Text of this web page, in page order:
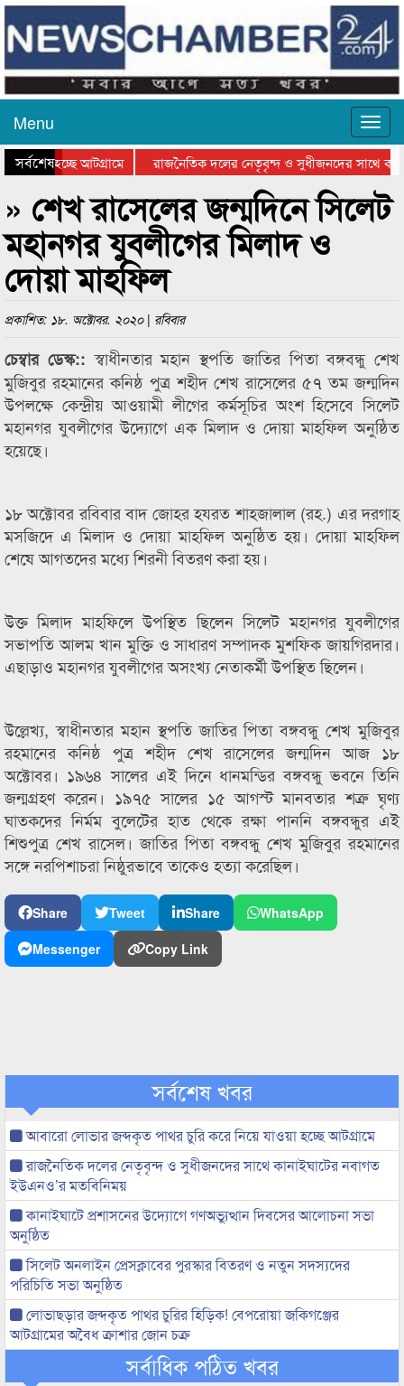
Menu
সর্বশেষহচ্ছে আটগ্রামে
রাজনৈতিক দলের নেতৃবৃন্দ ও সুধীজনদের সাথে
সিলেটে বাংলাদেশ গ্রুপ থিয়েটার ফেডারেশানের
» শেখ রাসেলের জন্মদিনে সিলেট
মহানগর যুবলীগের মিলাদ ও
দোয়া মাহফিল
প্রকাশিত: ১৮. অক্টোবর. ২০২০ | রবিবার
চেম্বার ডেস্ক::স্বাধীনতার মহান স্থপতি জাতির পিতা বঙ্গবন্ধু শেখ
মুজিবুর রহমানের কনিষ্ঠ পুত্র শহীদ শেখ রাসেলের ৫৭ তম জন্মদিন
উপলক্ষে কেন্দ্রীয় আওয়ামী লীগের কর্মসূচির অংশ হিসেবে সিলেট
মহানগর যুবলীগের উদ্যোগে এক মিলাদ ও দোয়া মাহফিল অনুষ্ঠিত
হয়েছে।
১৮ অক্টোবর রবিবার বাদ জোহর হযরত শাহজালাল (রহ.) এর দরগাহ
মসজিদে এ মিলাদ ও দোয়া মাহফিল অনুষ্ঠিত হয়। দোয়া মাহফিল
শেষে আগতদের মধ্যে শিরনী বিতরণ করা হয়।
উক্ত মিলাদ মাহফিলে উপস্থিত ছিলেন সিলেট মহানগর যুবলীগের
সভাপতি আলম খান মুক্তি ও সাধারণ সম্পাদক মুশফিক জায়গিরদার।
এছাড়াও মহানগর যুবলীগের অসংখ্য নেতাকর্মী উপস্থিত ছিলেন।
উল্লেখ্য, স্বাধীনতার মহান স্থপতি জাতির পিতা বঙ্গবন্ধু শেখ মুজিবুর
রহমানের কনিষ্ঠ পুত্র শহীদ শেখ রাসেলের জন্মদিন আজ ১৮
অক্টোবর। ১৯৬৪ সালের এই দিনে ধানমন্ডির বঙ্গবন্ধু ভবনে তিনি
জন্মগ্রহণ করেন। ১৯৭৫ সালের ১৫ আগস্ট মানবতার শত্রু ঘৃণ্য
ঘাতকদের নির্মম বুলেটের হাত থেকে রক্ষা পাননি বঙ্গবন্ধুর এই
শিশুপুত্র শেখ রাসেল। জাতির পিতা বঙ্গবন্ধু শেখ মুজিবুর রহমানের
সঙ্গে নরপিশাচরা নিষ্ঠুরভাবে তাকেও হত্যা করেছিল।
Share Tweet Share
WhatsApp
Messenger
Copy Link
সর্বশেষ খবর
আবারো লোভার জব্দকৃত পাথর চুরি করে নিয়ে যাওয়া হচ্ছে আটগ্রামে
রাজনৈতিক দলের নেতৃবৃন্দ ও সুধীজনদের সাথে কানাইঘাটের নবাগত
ইউএনও’র মতবিনিময়
কানাইঘাটে প্রশাসনের উদ্যোগে গণঅভ্যুত্থান দিবসের আলোচনা সভা
অনুষ্ঠিত
সিলেট অনলাইন প্রেসক্লাবের পুরস্কার বিতরণ ও নতুন সদস্যদের
পরিচিতি সভা অনুষ্ঠিত
লোভাছড়ার জব্দকৃত পাথর চুরির হিড়িক! বেপরোয়া জকিগঞ্জের
আটগ্রামের অবৈধ ক্রাশার জোন চক্র
সর্বাধিক পঠিত খবর